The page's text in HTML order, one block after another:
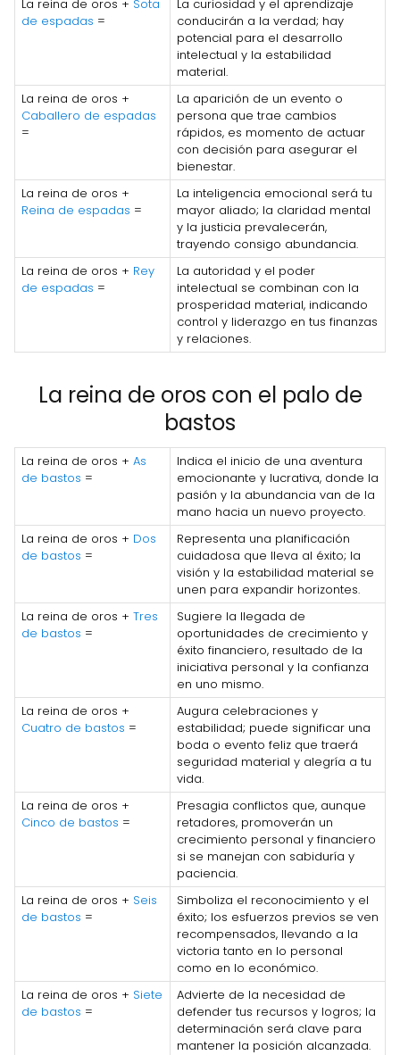
La reina de oros + Sota
de espadas =
La curiosidad y el aprendizaje
conducirán a la verdad; hay
potencial para el desarrollo
intelectual y la estabilidad
material.
La reina de oros +
Caballero de espadas
=
La aparición de un evento o
persona que trae cambios
rápidos, es momento de actuar
con decisión para asegurar el
bienestar.
La reina de oros +
Reina de espadas =
La inteligencia emocional será tu
mayor aliado; la claridad mental
y la justicia prevalecerán,
trayendo consigo abundancia.
La reina de oros + Rey
de espadas =
La autoridad y el poder
intelectual se combinan con la
prosperidad material, indicando
control y liderazgo en tus finanzas
y relaciones.
La reina de oros con el palo de
bastos
La reina de oros + As
de bastos =
Indica el inicio de una aventura
emocionante y lucrativa, donde la
pasión y la abundancia van de la
mano hacia un nuevo proyecto.
La reina de oros + Dos
de bastos =
Representa una planificación
cuidadosa que lleva al éxito; la
visión y la estabilidad material se
unen para expandir horizontes.
La reina de oros + Tres
de bastos =
Sugiere la llegada de
oportunidades de crecimiento y
éxito financiero, resultado de la
iniciativa personal y la confianza
en uno mismo.
La reina de oros +
Cuatro de bastos =
Augura celebraciones y
estabilidad; puede significar una
boda o evento feliz que traerá
seguridad material y alegría a tu
vida.
La reina de oros +
Cinco de bastos =
Presagia conflictos que, aunque
retadores, promoverán un
crecimiento personal y financiero
si se manejan con sabiduría y
paciencia.
La reina de oros + Seis
de bastos =
Simboliza el reconocimiento y el
éxito; los esfuerzos previos se ven
recompensados, llevando a la
victoria tanto en lo personal
como en lo económico.
La reina de oros + Siete
de bastos =
Advierte de la necesidad de
defender tus recursos y logros; la
determinación será clave para
mantener la posición alcanzada.